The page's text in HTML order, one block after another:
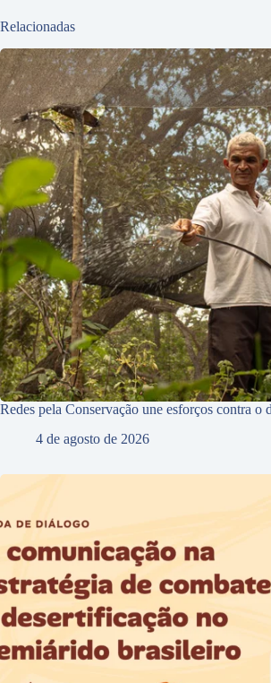
Relacionadas
Redes pela Conservação une esforços contra o
4 de agosto de 2026